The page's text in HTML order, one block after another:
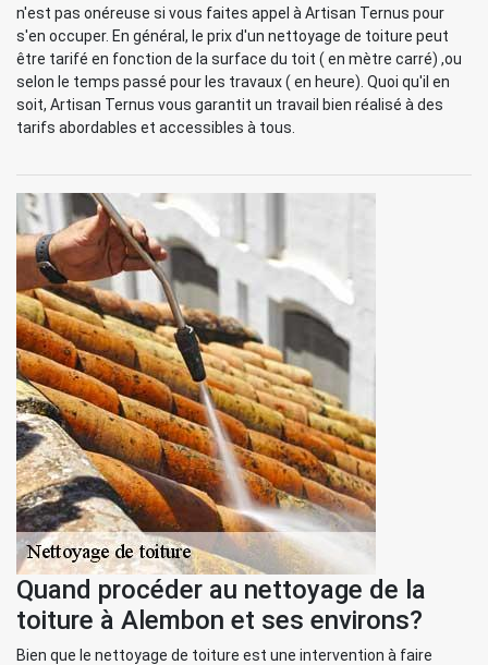
n'est pas onéreuse si vous faites appel à Artisan Ternus pour
s'en occuper. En général, le prix d'un nettoyage de toiture peut
être tarifé en fonction de la surface du toit ( en mètre carré) ,ou
selon le temps passé pour les travaux ( en heure). Quoi qu'il en
soit, Artisan Ternus vous garantit un travail bien réalisé à des
tarifs abordables et accessibles à tous.
Quand procéder au nettoyage de la
toiture à Alembon et ses environs?
Bien que le nettoyage de toiture est une intervention à faire